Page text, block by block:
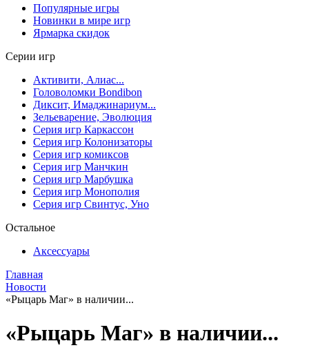
Популярные игры
Новинки в мире игр
Ярмарка скидок
Серии игр
Активити, Алиас...
Головоломки Bondibon
Диксит, Имаджинариум...
Зельеварение, Эволюция
Серия игр Каркассон
Серия игр Колонизаторы
Серия игр комиксов
Серия игр Манчкин
Серия игр Марбушка
Серия игр Монополия
Серия игр Свинтус, Уно
Остальное
Аксессуары
Главная
Новости
«Рыцарь Маг» в наличии...
«Рыцарь Маг» в наличии...